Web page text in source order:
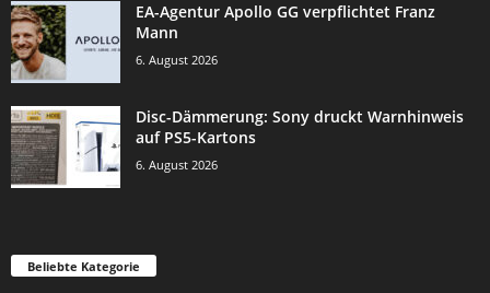
EA-Agentur Apollo GG verpflichtet Franz
Mann
6. August 2026
Disc-Dämmerung: Sony druckt Warnhinweis
auf PS5-Kartons
6. August 2026
Beliebte Kategorie